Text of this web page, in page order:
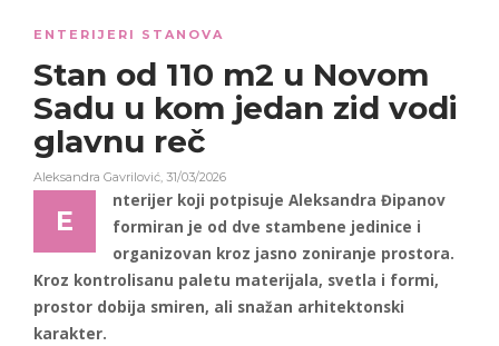
ENTERIJERI STANOVA
Stan od 110 m2 u Novom
Sadu u kom jedan zid vodi
glavnu reč
Aleksandra Gavrilović, 31/03/2026
E
nterijer koji potpisuje Aleksandra Đipanov
formiran je od dve stambene jedinice i
organizovan kroz jasno zoniranje prostora.
Kroz kontrolisanu paletu materijala, svetla i formi,
prostor dobija smiren, ali snažan arhitektonski
karakter.